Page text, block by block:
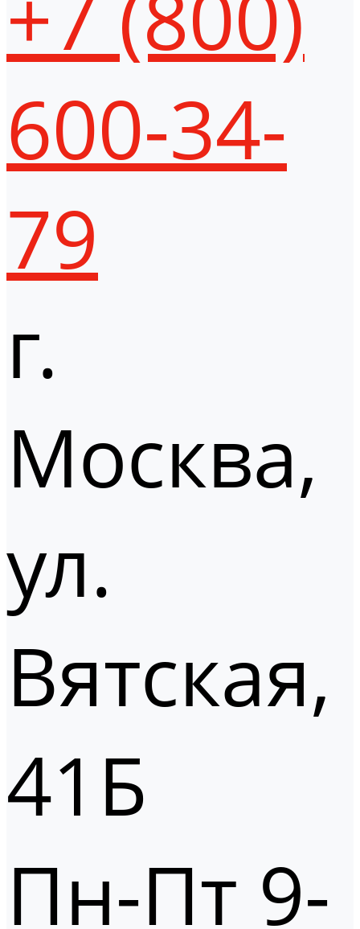
600-34-
79
г.
Москва,
ул.
Вятская,
41Б
Пн-Пт 9-